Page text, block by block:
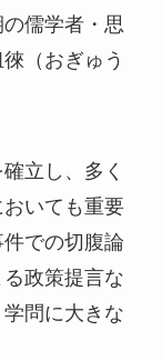
儒学者・思
（おぎゅう
立し、多く
いても重要
での切腹論
政策提言な
問に大きな